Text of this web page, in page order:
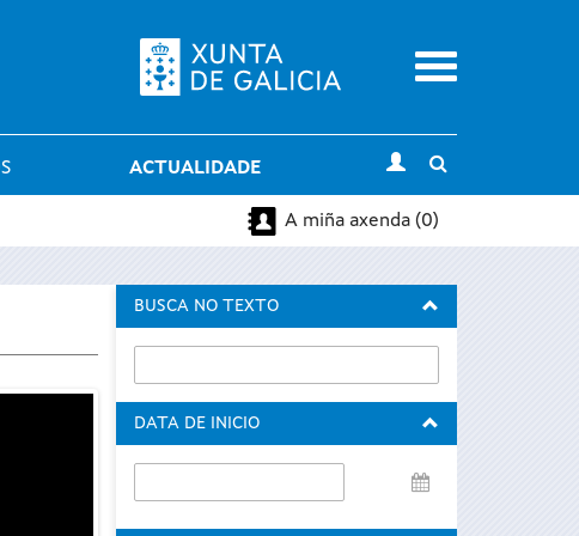
Menu
ACTUALIDADE
search
A miña axenda (0)
BUSCA NO TEXTO
DATA DE INICIO
de